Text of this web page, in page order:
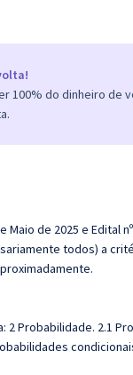
do dinheiro de
de 2025 e Edital
todos) a
Probabilidade. 2.1